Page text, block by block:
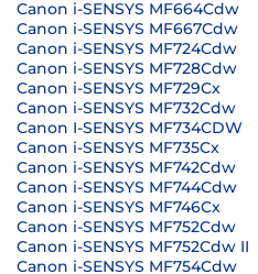
Canon i-SENSYS MF664Cdw
Canon i-SENSYS MF667Cdw
Canon i-SENSYS MF724Cdw
Canon i-SENSYS MF728Cdw
Canon i-SENSYS MF729Cx
Canon i-SENSYS MF732Cdw
Canon I-SENSYS MF734CDW
Canon i-SENSYS MF735Cx
Canon i-SENSYS MF742Cdw
Canon i-SENSYS MF744Cdw
Canon i-SENSYS MF746Cx
Canon i-SENSYS MF752Cdw
Canon i-SENSYS MF752Cdw II
Canon i-SENSYS MF754Cdw